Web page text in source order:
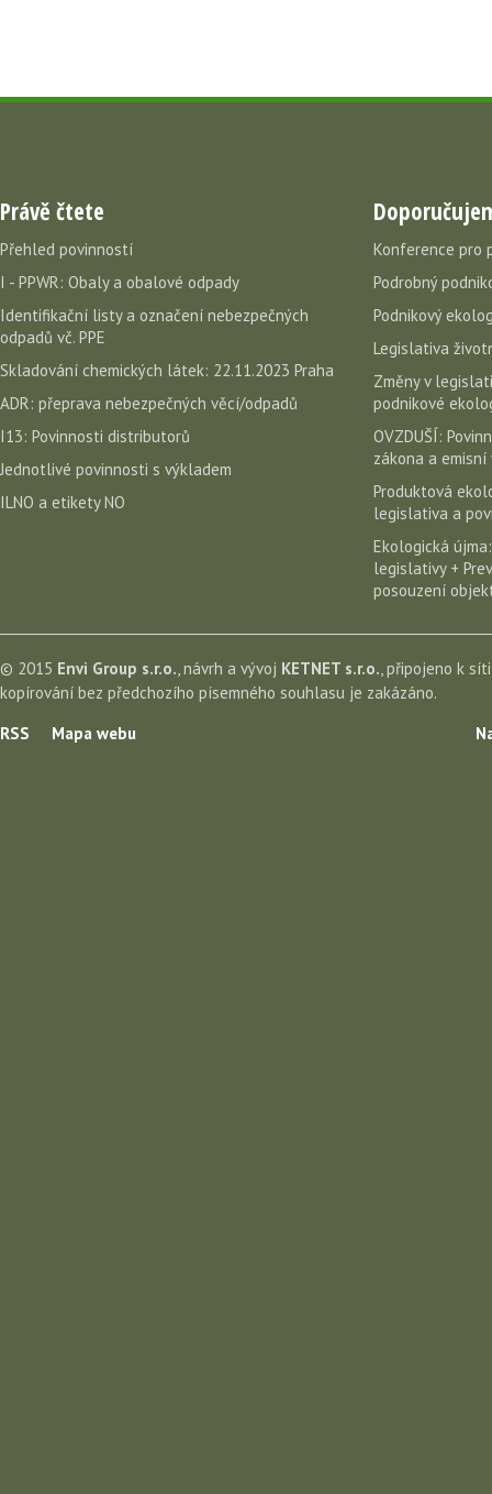
Právě čtete
Přehled povinností
I - PPWR: Obaly a obalové odpady
Identifikační listy a označení nebezpečných
odpadů vč. PPE
Skladování chemických látek: 22.11.2023 Praha
ADR: přeprava nebezpečných věcí/odpadů
I13: Povinnosti distributorů
Jednotlivé povinnosti s výkladem
ILNO a etikety NO
Konference pro
Podrobný
Podnikový
Legislativa
Změny v
podnikové
OVZDUŠÍ:
zákona a emisní
Produktová
legislativa a
Ekologická
legislativy +
posouzení
© 2015 Envi Group s.r.o., návrh a vývoj KETNET s.r.o., připojeno k
kopírování bez předchozího písemného souhlasu je zakázáno.
RSS
Mapa webu